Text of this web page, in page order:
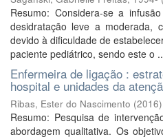
Resumo: Considera-se a
desidratação leve a moderada,
devido à dificuldade de
paciente pediátrico, sendo este o
Enfermeira de ligação :
hospital e unidades da
Ribas, Ester do Nascimento (2016)
Resumo: Pesquisa de
abordagem qualitativa. Os